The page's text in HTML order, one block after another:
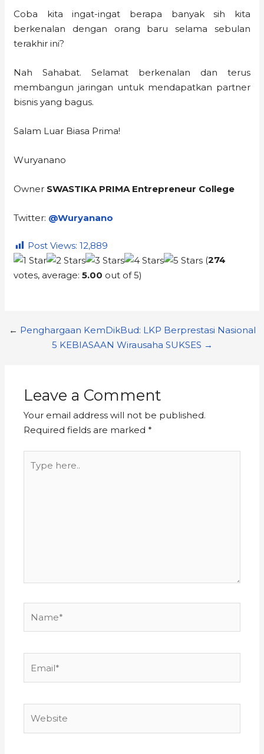
Coba kita ingat-ingat berapa banyak sih kita
berkenalan dengan orang baru selama sebulan
terakhir ini?
Nah Sahabat. Selamat berkenalan dan terus
membangun jaringan untuk mendapatkan partner
bisnis yang bagus.
Salam Luar Biasa Prima!
Wuryanano
Owner SWASTIKA PRIMA Entrepreneur College
Twitter: @Wuryanano
Post Views: 12,889
(274
votes, average:5.00 out of 5)
← Penghargaan KemDikBud: LKP Berprestasi Nasional
5 KEBIASAAN Wirausaha SUKSES →
Leave a Comment
Your email address will not be published.
Required fields are marked*